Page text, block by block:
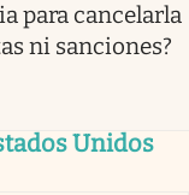
para cancelarla
ni sanciones?
Unidos